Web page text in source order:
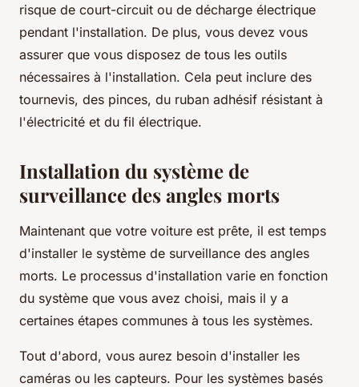
risque de court-circuit ou de décharge électrique
pendant l'installation. De plus, vous devez vous
assurer que vous disposez de tous les outils
nécessaires à l'installation. Cela peut inclure des
tournevis, des pinces, du ruban adhésif résistant à
l'électricité et du fil électrique.
Installation du système de
surveillance des angles morts
Maintenant que votre voiture est prête, il est temps
d'installer le système de surveillance des angles
morts. Le processus d'installation varie en fonction
du système que vous avez choisi, mais il y a
certaines étapes communes à tous les systèmes.
Tout d'abord, vous aurez besoin d'installer les
caméras ou les capteurs. Pour les systèmes basés